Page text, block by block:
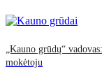
„Kauno grūdų“
mokėtoju